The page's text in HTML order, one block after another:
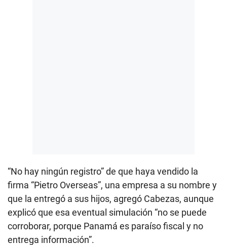
“No hay ningún registro” de que haya vendido la
firma “Pietro Overseas”, una empresa a su nombre y
que la entregó a sus hijos, agregó Cabezas, aunque
explicó que esa eventual simulación “no se puede
corroborar, porque Panamá es paraíso fiscal y no
entrega información”.